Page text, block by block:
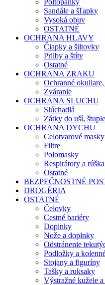
Sandále a šľapky
Vysoká obuv
OSTATNÉ
OCHRANA HLAVY
Čiapky a šiltovky
Prilby a štíty
Ostatné
OCHRANA ZRAKU
Ochranné
Zváranie
OCHRANA SLUCHU
Slúchadlá
Zátky do uší, štuple
OCHRANA DYCHU
Celotvarové masky
Filtre
Polomasky
Respirátory a rúška
Ostatné
BEZPEČNOSTNÉ
DROGÉRIA
OSTATNÉ
Čelovky
Cestné bariéry
Doplnky
Nože a doplnky
Odstránenie
Podložky a
Stojany a figuríny
Tašky a ruksaky
Výstražné kužele